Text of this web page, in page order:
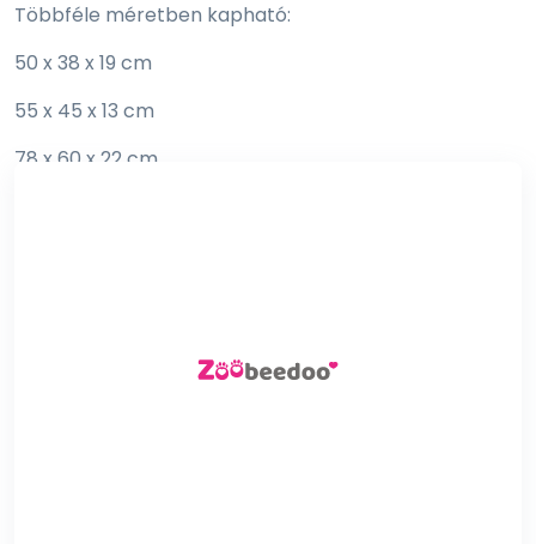
Többféle méretben kapható:
50 x 38 x 19 cm
55 x 45 x 13 cm
78 x 60 x 22 cm